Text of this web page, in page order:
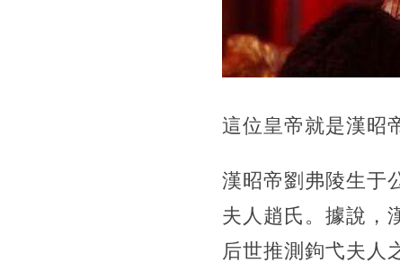
這位皇帝就是漢昭
漢昭帝劉弗陵生于
夫人趙氏。據說，
后世推測鉤弋夫人